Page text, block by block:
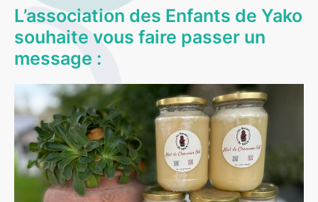
Éducation
S’installer
Services & Culture
Visiter
L’association des Enfants de Yako
souhaite vous faire passer un
message :